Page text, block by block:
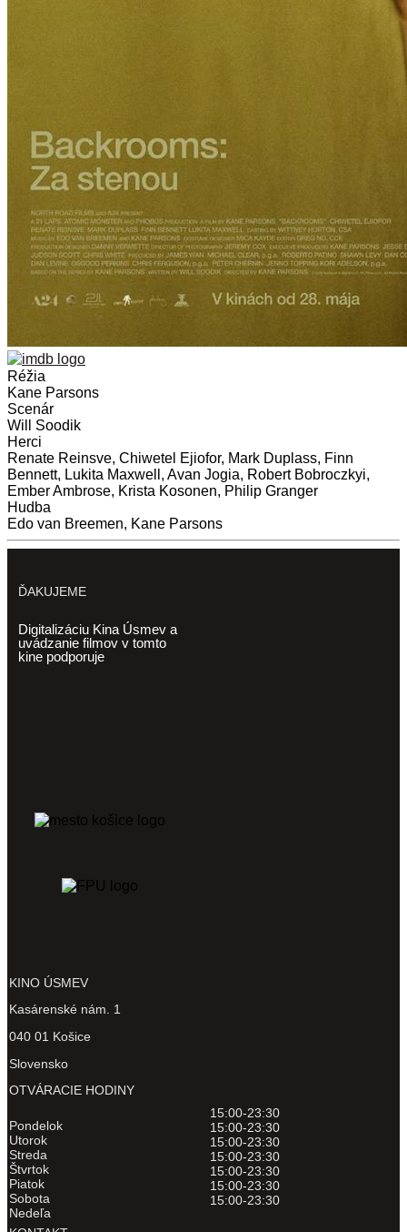
Réžia
Kane Parsons
Scenár
Will Soodik
Herci
Renate Reinsve, Chiwetel Ejiofor, Mark Duplass, Finn
Bennett, Lukita Maxwell, Avan Jogia, Robert Bobroczkyi,
Ember Ambrose, Krista Kosonen, Philip Granger
Hudba
Edo van Breemen, Kane Parsons
ĎAKUJEME
Digitalizáciu Kina Úsmev a
uvádzanie filmov v tomto
kine podporuje
KINO ÚSMEV
Kasárenské nám. 1
040 01 Košice
Slovensko
OTVÁRACIE HODINY
Pondelok
Utorok
Streda
Štvrtok
Piatok
Sobota
Nedeľa
15:00-23:30
15:00-23:30
15:00-23:30
15:00-23:30
15:00-23:30
15:00-23:30
15:00-23:30